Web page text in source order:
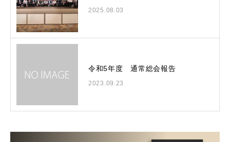
2025.08.03
令和5年度 通常総会報告
2023.09.23